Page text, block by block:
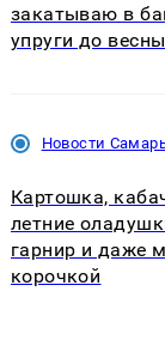
закатываю в
упруги до весны
Новости
Картошка,
летние
гарнир и даже
корочкой